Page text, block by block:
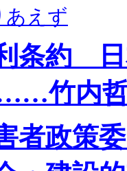
あえず
条約
竹内
者政策